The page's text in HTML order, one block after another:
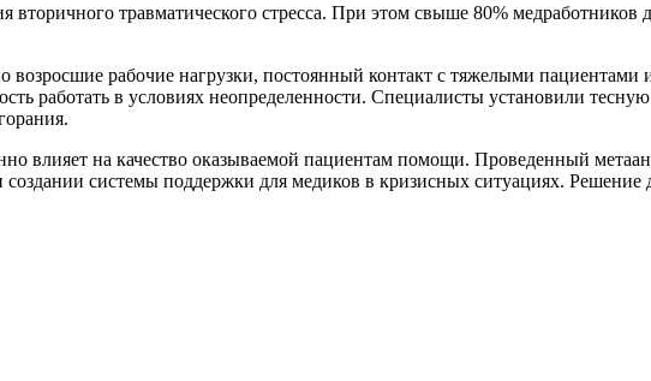
травматического стресса. При этом свыше 80%
возросшие рабочие нагрузки, постоянный контакт с тяжелыми пациентами
работать в условиях неопределенности. Специалисты установили
влияет на качество оказываемой пациентам помощи. Проведенный
системы поддержки для медиков в кризисных ситуациях. Решение